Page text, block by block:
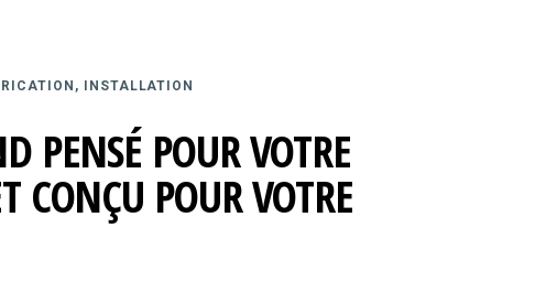
INSTALLATION
PENSÉ POUR VOTRE
CONÇU POUR VOTRE